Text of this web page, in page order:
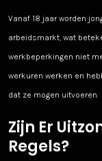
Vanaf 18 jaar worden
arbeidsmarkt, wat
werkbeperkingen niet
werkuren werken en
dat ze mogen uitvoeren.
Zijn Er
Regels?